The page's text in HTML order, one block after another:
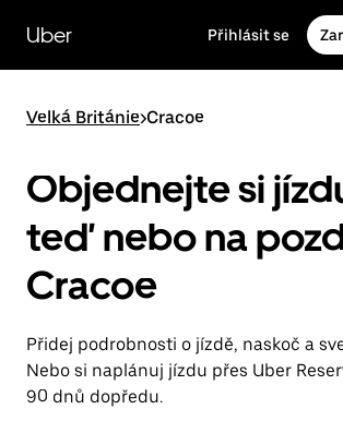
hlavní
obsah
Uber Přihlásit se
Velká Británie>Cracoe
Objednejte si
teď nebo na
Cracoe
Přidej podrobnosti o jízdě, naskoč a
Nebo si naplánuj jízdu přes Uber
90 dnů dopředu.